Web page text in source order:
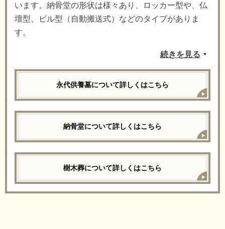
います。納骨堂の形状は様々あり、ロッカー型や、仏
壇型、ビル型（自動搬送式）などのタイプがありま
す。
続きを見る
永代供養墓について詳しくはこちら
納骨堂について詳しくはこちら
樹木葬について詳しくはこちら